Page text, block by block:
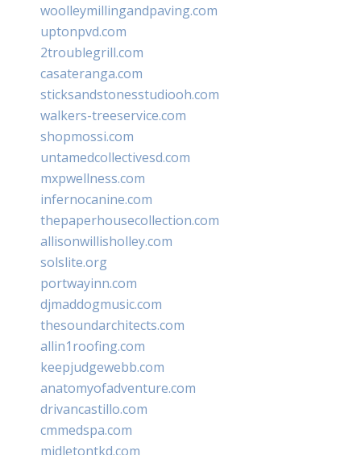
woolleymillingandpaving.com
uptonpvd.com
2troublegrill.com
casateranga.com
sticksandstonesstudiooh.com
walkers-treeservice.com
shopmossi.com
untamedcollectivesd.com
mxpwellness.com
infernocanine.com
thepaperhousecollection.com
allisonwillisholley.com
solslite.org
portwayinn.com
djmaddogmusic.com
thesoundarchitects.com
allin1roofing.com
keepjudgewebb.com
anatomyofadventure.com
drivancastillo.com
cmmedspa.com
midletontkd.com